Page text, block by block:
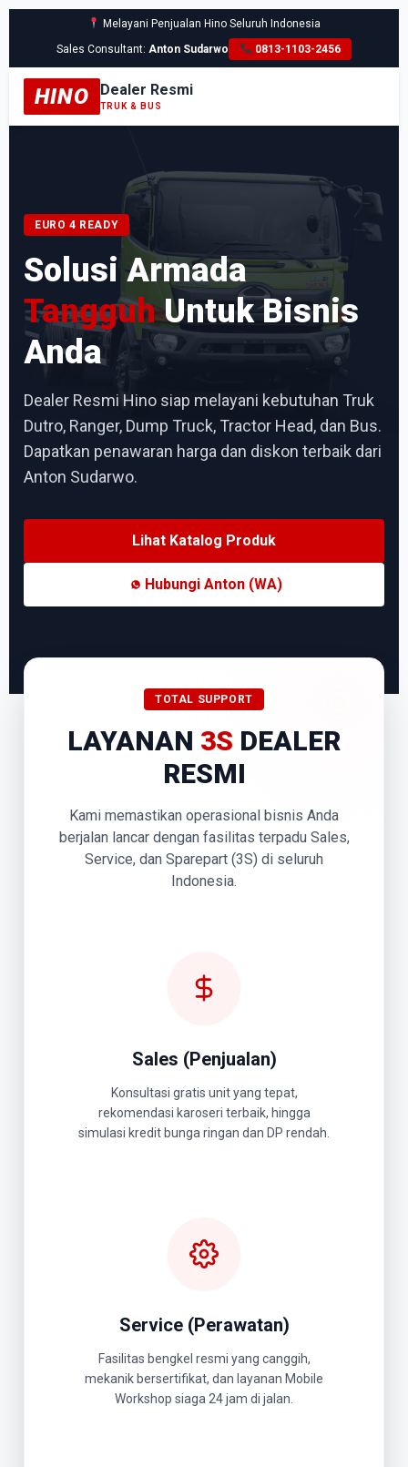
Melayani Penjualan Hino Seluruh Indonesia
Sales Consultant:Anton Sudarwo 0813-1103-2456
HINO Dealer Resmi
TRUK & BUS
EURO 4 READY
Solusi Armada
TangguhUntuk Bisnis
Anda
Dealer Resmi Hino siap melayani kebutuhan Truk
Dutro, Ranger, Dump Truck, Tractor Head, dan Bus.
Dapatkan penawaran harga dan diskon terbaik dari
Anton Sudarwo.
Lihat Katalog Produk
Hubungi Anton (WA)
TOTAL SUPPORT
LAYANAN 3S DEALER
RESMI
Kami memastikan operasional bisnis Anda
berjalan lancar dengan fasilitas terpadu Sales,
Service, dan Sparepart (3S) di seluruh
Indonesia.
Sales (Penjualan)
Konsultasi gratis unit yang tepat,
rekomendasi karoseri terbaik, hingga
simulasi kredit bunga ringan dan DP rendah.
Service (Perawatan)
Fasilitas bengkel resmi yang canggih,
mekanik bersertifikat, dan layanan Mobile
Workshop siaga 24 jam di jalan.